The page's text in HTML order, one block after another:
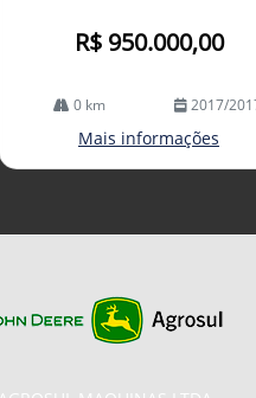
R$ 950.000,00
0 km 2017/
Mais informações